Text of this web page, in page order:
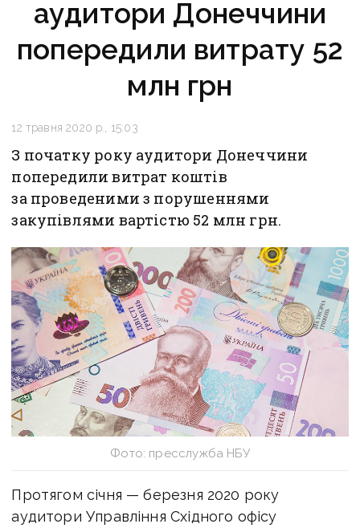
аудитори Донеччини
попередили витрату 52
млн грн
12 травня 2020 р., 15:03
З початку року аудитори Донеччини
попередили витрат коштів
за проведеними з порушеннями
закупівлями вартістю 52 млн грн.
Фото: пресслужба НБУ
Протягом січня — березня 2020 року
аудитори Управління Східного офісу